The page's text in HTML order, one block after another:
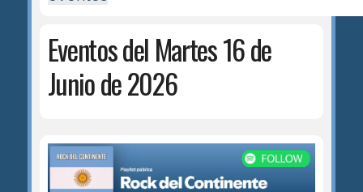
Eventos del Martes 16 de
Junio de 2026